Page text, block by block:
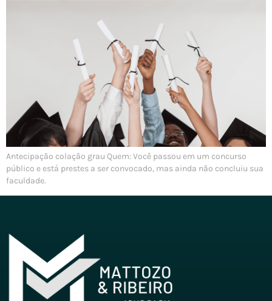
Antecipação colação grau Quem: Você passou em um concurso
público e está prestes a ser convocado, mas ainda não concluiu sua
faculdade.